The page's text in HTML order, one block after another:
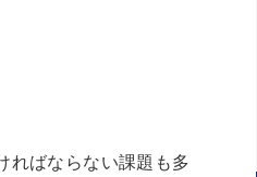
ればならない課題も多